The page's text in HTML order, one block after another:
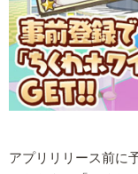
アプリリリース前に